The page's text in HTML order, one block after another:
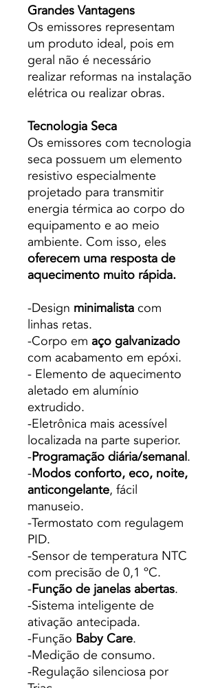
Grandes Vantagens
Os emissores representam
um produto ideal, pois em
geral não é necessário
realizar reformas na instalação
elétrica ou realizar obras.
Tecnologia Seca
Os emissores com tecnologia
seca possuem um elemento
resistivo especialmente
projetado para transmitir
energia térmica ao corpo do
equipamento e ao meio
ambiente. Com isso, eles
oferecem uma resposta de
aquecimento muito rápida.
-Design minimalista com
linhas retas.
-Corpo em aço galvanizado
com acabamento em epóxi.
- Elemento de aquecimento
aletado em alumínio
extrudido.
-Eletrônica mais acessível
localizada na parte superior.
-Programação diária/semanal.
-Modos conforto, eco, noite,
anticongelante, fácil
manuseio.
-Termostato com regulagem
PID.
-Sensor de temperatura NTC
com precisão de 0,1 ºC.
-Função de janelas abertas.
-Sistema inteligente de
ativação antecipada.
-Função Baby Care.
-Medição de consumo.
-Regulação silenciosa por